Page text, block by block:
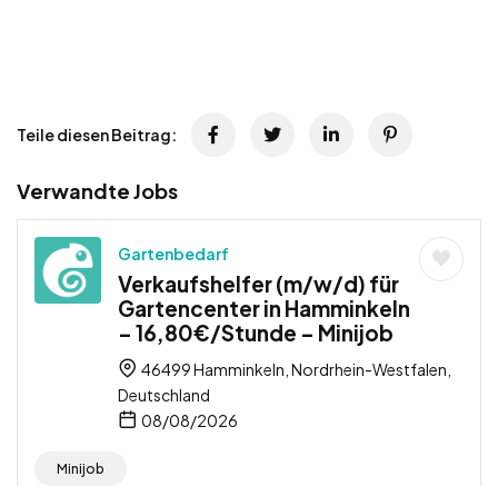
Teile diesen Beitrag:
Verwandte Jobs
Gartenbedarf
Verkaufshelfer (m/w/d) für
Gartencenter in Hamminkeln
– 16,80€/Stunde – Minijob
46499 Hamminkeln, Nordrhein-Westfalen,
Deutschland
08/08/2026
Minijob